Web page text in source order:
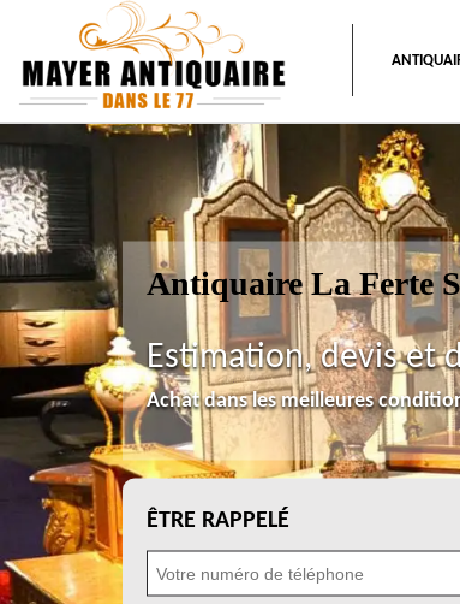
Antiquaire La Ferte
Estimation, devis et
Achat dans les meilleures
ÊTRE RAPPELÉ